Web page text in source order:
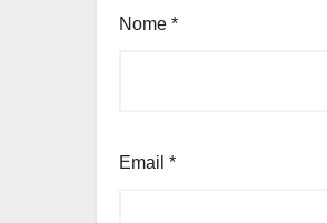
Nome *
Email *